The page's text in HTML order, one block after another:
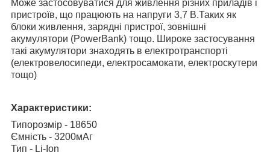
Може застосовуватися для живлення різних приладів і
пристроїв, що працюють на напруги 3,7 В.Таких як
блоки живлення, зарядні пристрої, зовнішні
акумулятори (PowerBank) тощо. Широке застосування
такі акумулятори знаходять в електротранспорті
(електровелосипеди, електросамокати, електроскутери
тощо)
Характеристики:
Типорозмір - 18650
Ємність - 3200мАг
Тип - Li-Ion